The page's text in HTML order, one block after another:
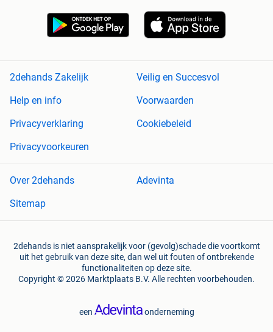
2dehands Zakelijk
Veilig en Succesvol
Help en info
Voorwaarden
Privacyverklaring
Cookiebeleid
Privacyvoorkeuren
Over 2dehands
Adevinta
Sitemap
2dehands is niet aansprakelijk voor (gevolg)schade die voortkomt
uit het gebruik van deze site, dan wel uit fouten of ontbrekende
functionaliteiten op deze site.
Copyright © 2026 Marktplaats B.V. Alle rechten voorbehouden.
een onderneming